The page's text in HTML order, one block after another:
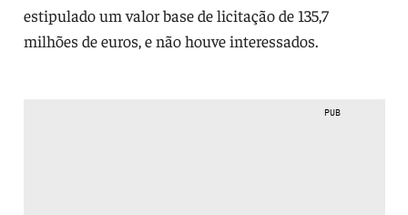
estipulado um valor base de licitação de 135,7
milhões de euros, e não houve interessados.
PUB